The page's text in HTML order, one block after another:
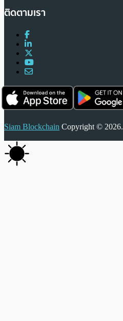
ติดตามเรา
Siam Blockchain Copyright © 2026.